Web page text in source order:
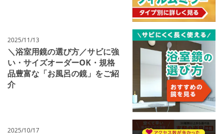
＼浴室用鏡の選び方／サビに強
い・サイズオーダーOK・規格
品豊富な「お風呂の鏡」をご紹
介
2025/11/13
2025/10/17